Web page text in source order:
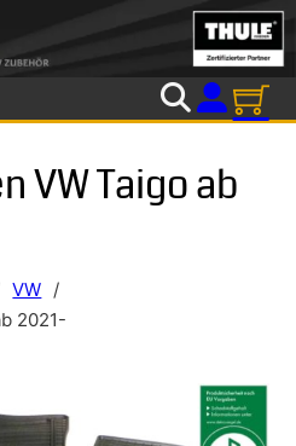
VW Taigo ab
VW /
2021-